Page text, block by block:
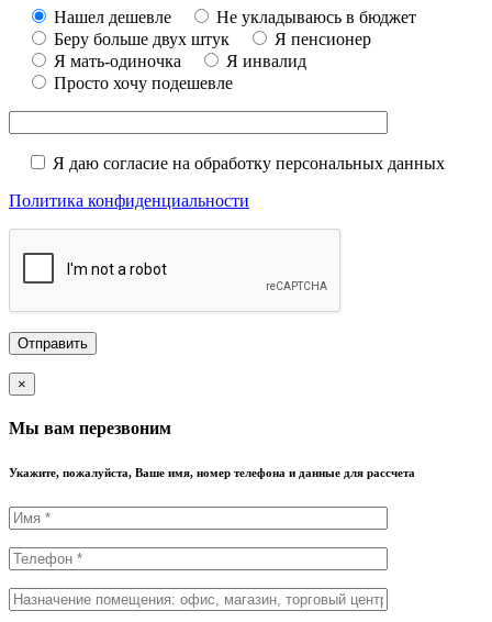
Нашел дешевле
Не укладываюсь в бюджет
Беру больше двух штук
Я пенсионер
Я мать-одиночка
Я инвалид
Просто хочу подешевле
Я даю согласие на обработку персональных данных
Политика конфиденциальности
×
Мы вам перезвоним
Укажите, пожалуйста, Ваше имя, номер телефона и данные для рассчета